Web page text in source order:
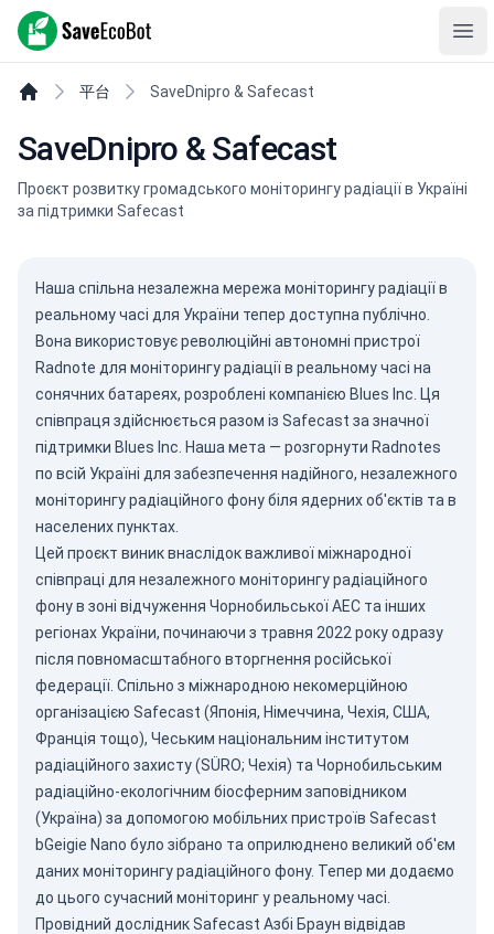
SaveEcoBot
平台 SaveDnipro & Safecast
SaveDnipro & Safecast
Проєкт розвитку громадського моніторингу радіації в Україні
за підтримки Safecast
Наша спільна незалежна мережа моніторингу радіації в
реальному часі для України тепер доступна публічно.
Вона використовує революційні автономні пристрої
Radnote для моніторингу радіації в реальному часі на
сонячних батареях, розроблені компанією Blues Inc. Ця
співпраця здійснюється разом із Safecast за значної
підтримки Blues Inc. Наша мета — розгорнути Radnotes
по всій Україні для забезпечення надійного, незалежного
моніторингу радіаційного фону біля ядерних об'єктів та в
населених пунктах.
Цей проєкт виник внаслідок важливої міжнародної
співпраці для незалежного моніторингу радіаційного
фону в зоні відчуження Чорнобильської АЕС та інших
регіонах України, починаючи з травня 2022 року одразу
після повномасштабного вторгнення російської
федерації. Спільно з міжнародною некомерційною
організацією Safecast (Японія, Німеччина, Чехія, США,
Франція тощо), Чеським національним інститутом
радіаційного захисту(SÜRO; Чехія) та Чорнобильським
радіаційно-екологічним біосферним заповідником
(Україна) за допомогою мобільних пристроїв Safecast
bGeigie Nano було зібрано та оприлюднено великий об'єм
даних моніторингу радіаційного фону. Тепер ми додаємо
до цього сучасний моніторинг у реальному часі.
Провідний дослідник Safecast Азбі Браун відвідав